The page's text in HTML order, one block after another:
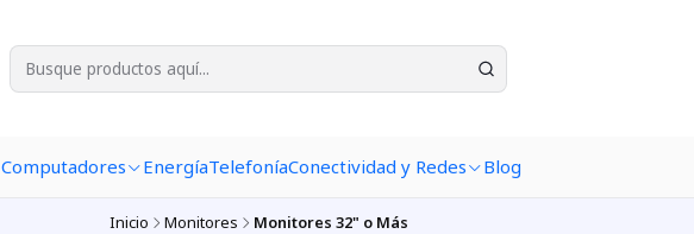
Computadores EnergíaTelefoníaConectividad y Redes Blog
Inicio Monitores Monitores 32" o Más